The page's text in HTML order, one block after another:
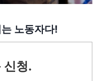
노동자다!
신청.